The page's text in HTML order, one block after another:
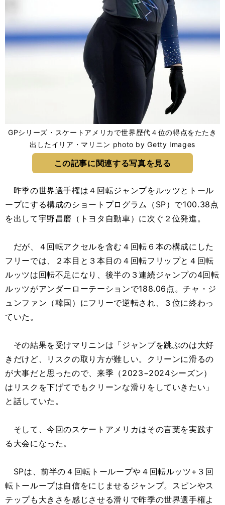
GPシリーズ・スケートアメリカで世界歴代４位の得点をたたき
出したイリア・マリニン photo by Getty Images
この記事に関連する写真を見る
昨季の世界選手権は４回転ジャンプをルッツとトール
ープにする構成のショートプログラム（SP）で100.38点
を出して宇野昌磨（トヨタ自動車）に次ぐ２位発進。
だが、４回転アクセルを含む４回転６本の構成にした
フリーでは、２本目と３本目の４回転フリップと４回転
ルッツは回転不足になり、後半の３連続ジャンプの4回転
ルッツがアンダーローテーションで188.06点。チャ・ジ
ュンファン（韓国）にフリーで逆転され、３位に終わっ
ていた。
その結果を受けマリニンは「ジャンプを跳ぶのは大好
きだけど、リスクの取り方が難しい。クリーンに滑るの
が大事だと思ったので、来季（2023−2024シーズン）
はリスクを下げてでもクリーンな滑りをしていきたい」
と話していた。
そして、今回のスケートアメリカはその言葉を実践す
る大会になった。
SPは、前半の４回転トーループや４回転ルッツ+３回
転トーループは自信をにじませるジャンプ。スピンやス
テップも大きさを感じさせる滑りで昨季の世界選手権よ